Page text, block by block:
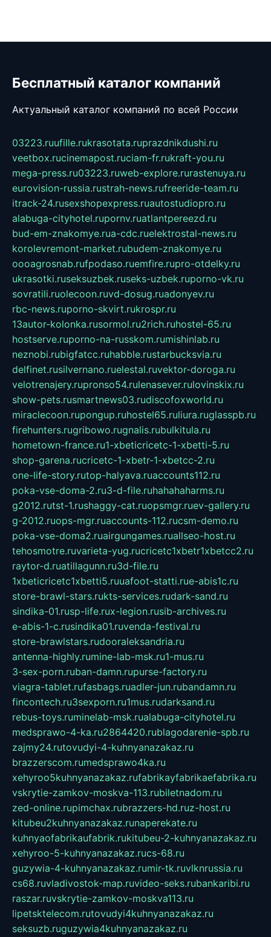
Бесплатный каталог компаний
Актуальный каталог компаний по всей России
03223.ruufille.rukrasotata.ruprazdnikdushi.ru
veetbox.rucinemapost.ruciam-fr.rukraft-you.ru
mega-press.ru03223.ruweb-explore.rurastenuya.ru
eurovision-russia.rustrah-news.rufreeride-team.ru
itrack-24.rusexshopexpress.ruautostudiopro.ru
alabuga-cityhotel.rupornv.ruatlantpereezd.ru
bud-em-znakomye.rua-cdc.ruelektrostal-news.ru
korolevremont-market.rubudem-znakomye.ru
oooagrosnab.rufpodaso.ruemfire.rupro-otdelky.ru
ukrasotki.ruseksuzbek.ruseks-uzbek.ruporno-vk.ru
sovratili.ruolecoon.ruvd-dosug.ruadonyev.ru
rbc-news.ruporno-skvirt.rukrospr.ru
13autor-kolonka.rusormol.ru2rich.ruhostel-65.ru
hostserve.ruporno-na-russkom.rumishinlab.ru
neznobi.rubigfatcc.ruhabble.rustarbucksvia.ru
delfinet.rusilvernano.ruelestal.ruvektor-doroga.ru
velotrenajery.rupronso54.rulenasever.rulovinskix.ru
show-pets.rusmartnews03.rudiscofoxworld.ru
miraclecoon.rupongup.ruhostel65.ruliura.ruglasspb.ru
firehunters.rugribowo.rugnalis.rubulkitula.ru
hometown-france.ru1-xbeticricetc-1-xbetti-5.ru
shop-garena.rucricetc-1-xbetr-1-xbetcc-2.ru
one-life-story.rutop-halyava.ruaccounts112.ru
poka-vse-doma-2.ru3-d-file.ruhahahaharms.ru
g2012.rutst-1.rushaggy-cat.ruopsmgr.ruev-gallery.ru
g-2012.ruops-mgr.ruaccounts-112.rucsm-demo.ru
poka-vse-doma2.ruairgungames.ruallseo-host.ru
tehosmotre.ruvarieta-yug.rucricetc1xbetr1xbetcc2.ru
raytor-d.ruatillagunn.ru3d-file.ru
1xbeticricetc1xbetti5.ruuafoot-statti.rue-abis1c.ru
store-brawl-stars.rukts-services.rudark-sand.ru
sindika-01.rusp-life.rux-legion.rusib-archives.ru
e-abis-1-c.rusindika01.ruvenda-festival.ru
store-brawlstars.rudooraleksandria.ru
antenna-highly.rumine-lab-msk.ru1-mus.ru
3-sex-porn.ruban-damn.rupurse-factory.ru
viagra-tablet.rufasbags.ruadler-jun.rubandamn.ru
fincontech.ru3sexporn.ru1mus.rudarksand.ru
rebus-toys.ruminelab-msk.rualabuga-cityhotel.ru
medsprawo-4-ka.ru2864420.rublagodarenie-spb.ru
zajmy24.rutovudyi-4-kuhnyanazakaz.ru
brazzerscom.rumedsprawo4ka.ru
xehyroo5kuhnyanazakaz.rufabrikayfabrikaefabrika.ru
vskrytie-zamkov-moskva-113.rubiletnadom.ru
zed-online.rupimchax.rubrazzers-hd.ruz-host.ru
kitubeu2kuhnyanazakaz.runaperekate.ru
kuhnyaofabrikaufabrik.rukitubeu-2-kuhnyanazakaz.ru
xehyroo-5-kuhnyanazakaz.rucs-68.ru
guzywia-4-kuhnyanazakaz.rumir-tk.ruvlknrussia.ru
cs68.ruvladivostok-map.ruvideo-seks.rubankaribi.ru
raszar.ruvskrytie-zamkov-moskva113.ru
lipetsktelecom.rutovudyi4kuhnyanazakaz.ru
seksuzb.ruguzywia4kuhnyanazakaz.ru